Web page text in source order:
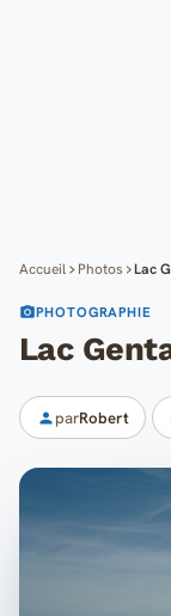
Accueil Photos Lac
PHOTOGRAPHIE
Lac
parRobert